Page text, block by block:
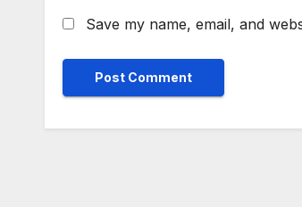
Save my name, email, and